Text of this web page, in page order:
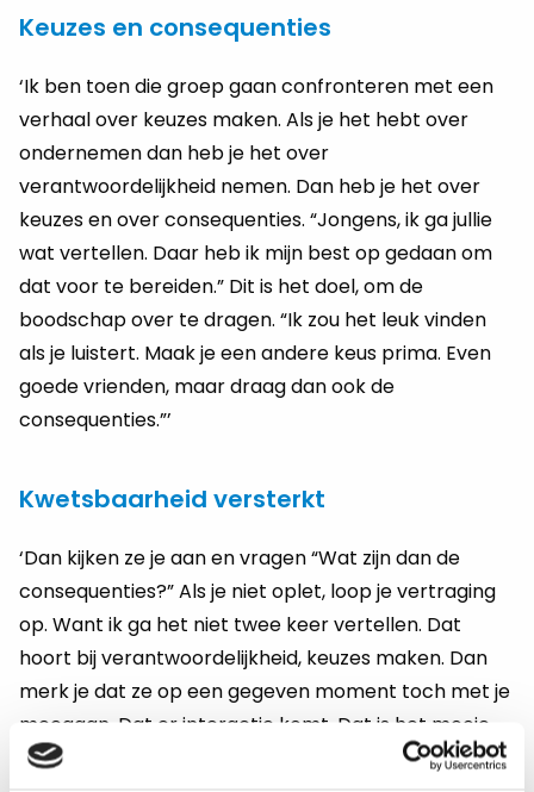
Keuzes en consequenties
‘Ik ben toen die groep gaan confronteren met een
verhaal over keuzes maken. Als je het hebt over
ondernemen dan heb je het over
verantwoordelijkheid nemen. Dan heb je het over
keuzes en over consequenties. “Jongens, ik ga jullie
wat vertellen. Daar heb ik mijn best op gedaan om
dat voor te bereiden.” Dit is het doel, om de
boodschap over te dragen. “Ik zou het leuk vinden
als je luistert. Maak je een andere keus prima. Even
goede vrienden, maar draag dan ook de
consequenties.”’
Kwetsbaarheid versterkt
‘Dan kijken ze je aan en vragen “Wat zijn dan de
consequenties?” Als je niet oplet, loop je vertraging
op. Want ik ga het niet twee keer vertellen. Dat
hoort bij verantwoordelijkheid, keuzes maken. Dan
merk je dat ze op een gegeven moment toch met je
meegaan. Dat er interactie komt. Dat is het mooie
van deze doelgroep. Wat ik heb gemerkt is, dat is dat